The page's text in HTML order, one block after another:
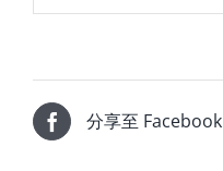
分享至 Facebook